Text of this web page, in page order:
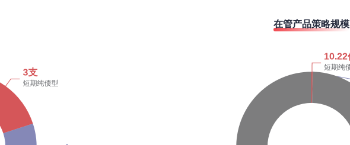
在管产品策略规模